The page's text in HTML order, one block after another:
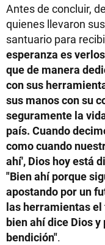
Antes de concluir,
quienes llevaron
santuario para
esperanza es
que de manera
con sus
sus manos con su
seguramente la
país. Cuando
como cuando
ahí', Dios hoy está
"Bien ahí porque
apostando por un
las herramientas
bien ahí dice Dios
bendición".